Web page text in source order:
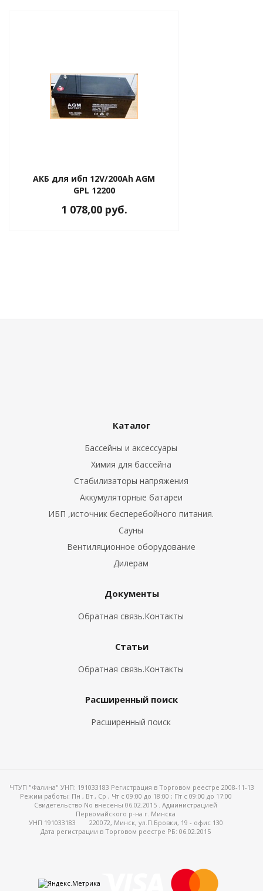
АКБ для ибп 12V/200Ah AGM
GPL 12200
1 078,00 руб.
Каталог
Бассейны и аксессуары
Химия для бассейна
Стабилизаторы напряжения
Аккумуляторные батареи
ИБП ,источник бесперебойного питания.
Сауны
Вентиляционное оборудование
Дилерам
Документы
Обратная связь.Контакты
Статьи
Обратная связь.Контакты
Расширенный поиск
Расширенный поиск
ЧТУП "Фалина" УНП: 191033183 Регистрация в Торговом реестре 2008-11-13
Режим работы: Пн , Вт , Ср , Чт c 09:00 до 18:00 ; Пт c 09:00 до 17:00
Свидетельство No внесены 06.02.2015 . Администрацией
Первомайского р-на г. Минска
УНП 191033183
220072, Минск, ул.П.Бровки, 19 - офис 130
Дата регистрации в Торговом реестре РБ: 06.02.2015